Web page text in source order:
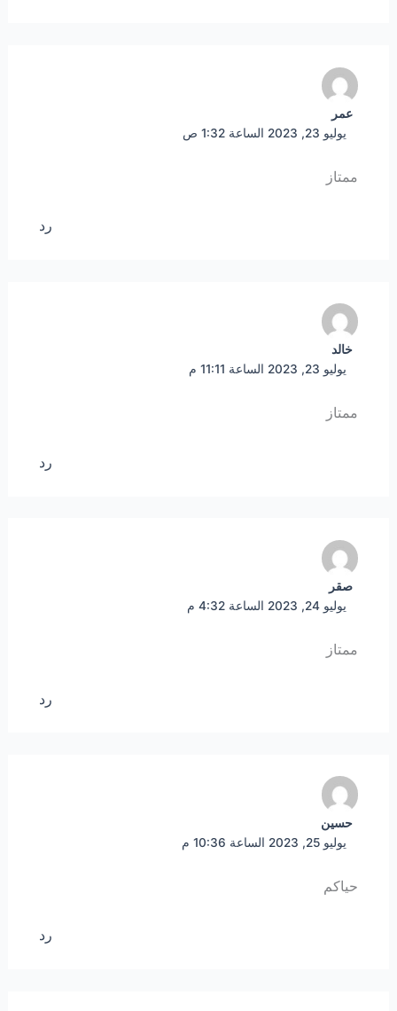
عمر
يوليو 23, 2023 الساعة 1:32 ص
ممتاز
رد
خالد
يوليو 23, 2023 الساعة 11:11 م
ممتاز
رد
صقر
يوليو 24, 2023 الساعة 4:32 م
ممتاز
رد
حسين
يوليو 25, 2023 الساعة 10:36 م
حياكم
رد